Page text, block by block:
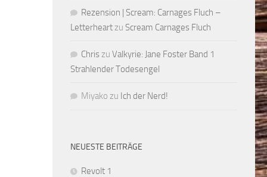
Rezension | Scream: Carnages Fluch –
Letterheartzu Scream Carnages Fluch
Chriszu Valkyrie: Jane Foster Band 1
Strahlender Todesengel
Miyako zu Ich der Nerd!
NEUESTE BEITRÄGE
Revolt 1